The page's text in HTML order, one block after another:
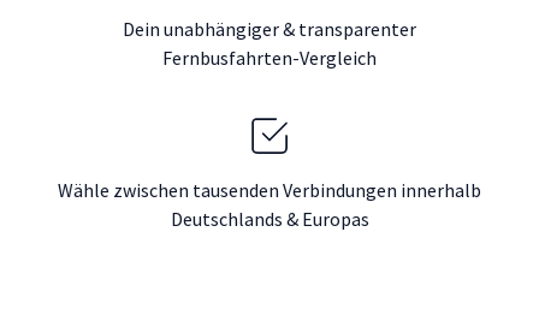
Dein unabhängiger & transparenter
Fernbusfahrten-Vergleich
Wähle zwischen tausenden Verbindungen innerhalb
Deutschlands & Europas